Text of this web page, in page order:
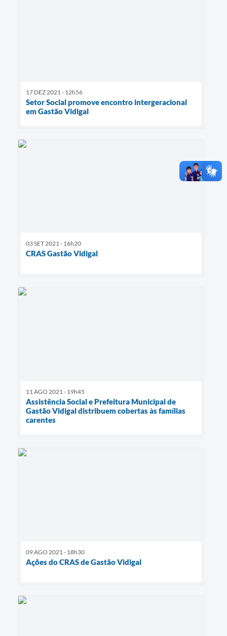
17 DEZ 2021 - 12h56
Setor Social promove encontro intergeracional
em Gastão Vidigal
03 SET 2021 - 16h20
CRAS Gastão Vidigal
11 AGO 2021 - 19h45
Assistência Social e Prefeitura Municipal de
Gastão Vidigal distribuem cobertas às famílias
carentes
09 AGO 2021 - 18h30
Ações do CRAS de Gastão Vidigal